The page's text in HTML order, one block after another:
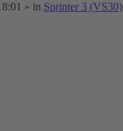
» in Sprinter 3 (VS30)